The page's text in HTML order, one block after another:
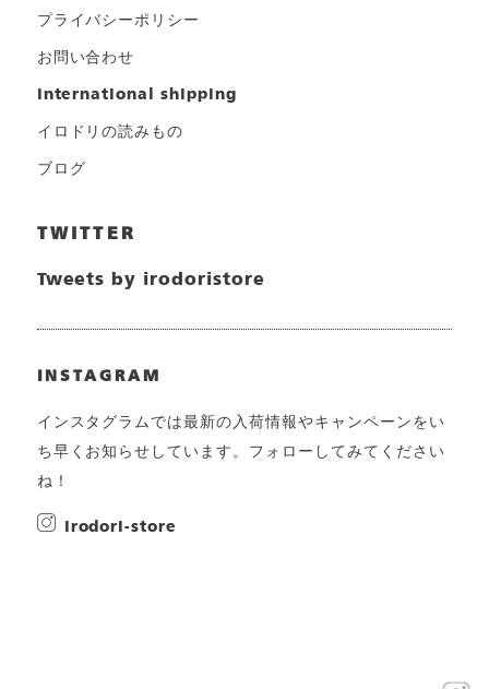
プライバシーポリシー
お問い合わせ
international shipping
イロドリの読みもの
ブログ
TWITTER
Tweets by irodoristore
INSTAGRAM
インスタグラムでは最新の入荷情報やキャンペーンをい
ち早くお知らせしています。フォローしてみてください
ね！
irodori-store